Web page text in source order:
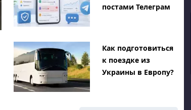
постами Телеграм
Как подготовиться
к поездке из
Украины в Европу?